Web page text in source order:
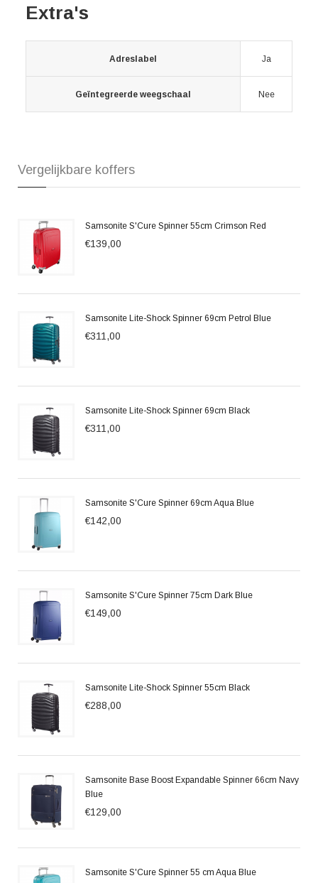
Extra's
Adreslabel Ja
Geïntegreerde weegschaal Nee
Vergelijkbare koffers
Samsonite S'Cure Spinner 55cm Crimson Red
€139,00
Samsonite Lite-Shock Spinner 69cm Petrol Blue
€311,00
Samsonite Lite-Shock Spinner 69cm Black
€311,00
Samsonite S'Cure Spinner 69cm Aqua Blue
€142,00
Samsonite S'Cure Spinner 75cm Dark Blue
€149,00
Samsonite Lite-Shock Spinner 55cm Black
€288,00
Samsonite Base Boost Expandable Spinner 66cm Navy
Blue
€129,00
Samsonite S'Cure Spinner 55 cm Aqua Blue